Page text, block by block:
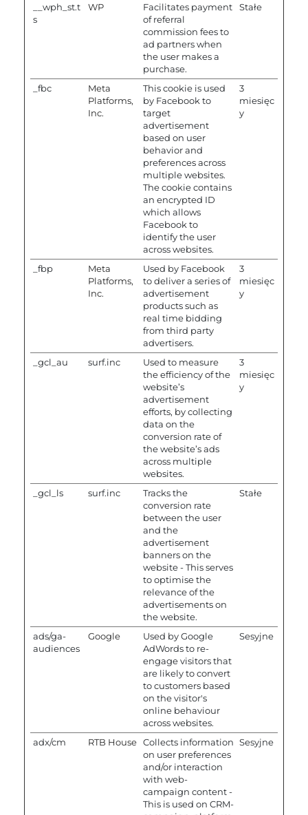
__wph_st.t
s
WP
Facilitates payment
of referral
commission fees to
ad partners when
the user makes a
purchase.
Stałe
_fbc
Meta
Platforms,
Inc.
This cookie is used
by Facebook to
target
advertisement
based on user
behavior and
preferences across
multiple websites.
The cookie contains
an encrypted ID
which allows
Facebook to
identify the user
across websites.
3
miesięc
y
_fbp
Meta
Platforms,
Inc.
Used by Facebook
to deliver a series of
advertisement
products such as
real time bidding
from third party
advertisers.
3
miesięc
y
_gcl_au surf.inc
Used to measure
the efficiency of the
website’s
advertisement
efforts, by collecting
data on the
conversion rate of
the website’s ads
across multiple
websites.
3
miesięc
y
_gcl_ls surf.inc
Tracks the
conversion rate
between the user
and the
advertisement
banners on the
website - This serves
to optimise the
relevance of the
advertisements on
the website.
Stałe
ads/ga-
audiences
Google
Used by Google
AdWords to re-
engage visitors that
are likely to convert
to customers based
on the visitor's
online behaviour
across websites.
Sesyjne
adx/cm RTB House Collects information
on user preferences
and/or interaction
with web-
campaign content -
This is used on CRM-
Sesyjne